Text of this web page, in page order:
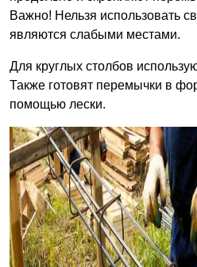
Важно! Нельзя использовать
являются слабыми местами.
Для круглых столбов
Также готовят перемычки в
помощью лески.